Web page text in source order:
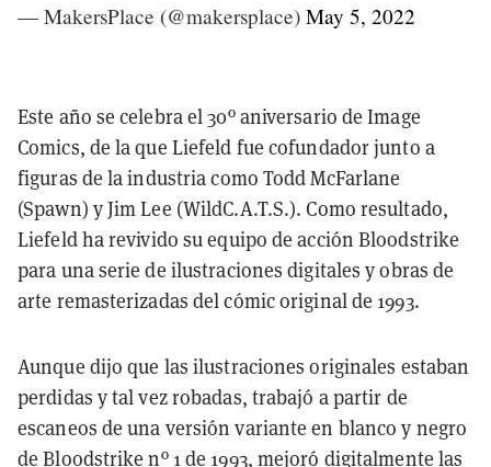
— MakersPlace (@makersplace) May 5, 2022
Este año se celebra el 30º aniversario de Image
Comics, de la que Liefeld fue cofundador junto a
figuras de la industria como Todd McFarlane
(Spawn) y Jim Lee (WildC.A.T.S.). Como resultado,
Liefeld ha revivido su equipo de acción Bloodstrike
para una serie de ilustraciones digitales y obras de
arte remasterizadas del cómic original de 1993.
Aunque dijo que las ilustraciones originales estaban
perdidas y tal vez robadas, trabajó a partir de
escaneos de una versión variante en blanco y negro
de Bloodstrike nº 1 de 1993, mejoró digitalmente las